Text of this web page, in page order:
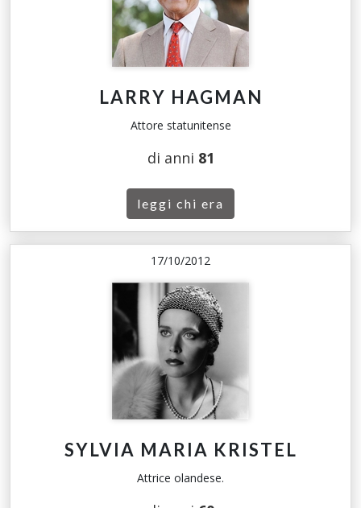
LARRY HAGMAN
Attore statunitense
di anni 81
leggi chi era
17/10/2012
SYLVIA MARIA KRISTEL
Attrice olandese.